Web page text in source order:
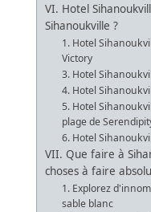
VI. Hotel
Sihanoukville ?
1. Hotel
Victory
3. Hotel
4. Hotel
5. Hotel
plage de
6. Hotel
VII. Que faire à
choses à faire
1. Explorez
sable blanc